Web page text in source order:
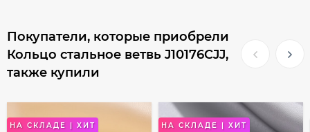
Покупатели, которые приобрели
Кольцо стальное ветвь J10176CJJ,
также купили
НА СКЛАДЕ | ХИТ НА СКЛАДЕ | ХИТ